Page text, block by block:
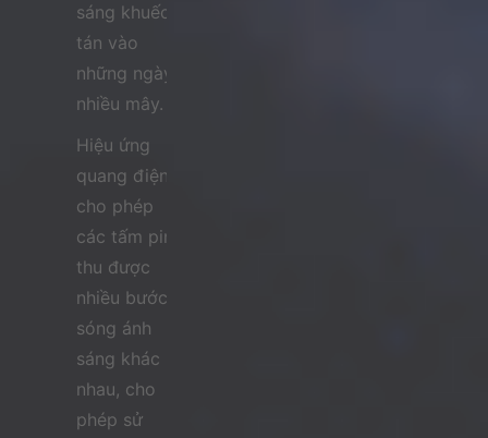
sáng khuếch
tán vào
những ngày
nhiều mây.
Hiệu ứng
quang điện
cho phép
các tấm pin
thu được
nhiều bước
sóng ánh
sáng khác
nhau, cho
phép sử